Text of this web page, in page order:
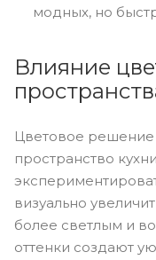
модных, но
Влияние
Цветовое решение
пространство
визуально
более светлым и
оттенки создают